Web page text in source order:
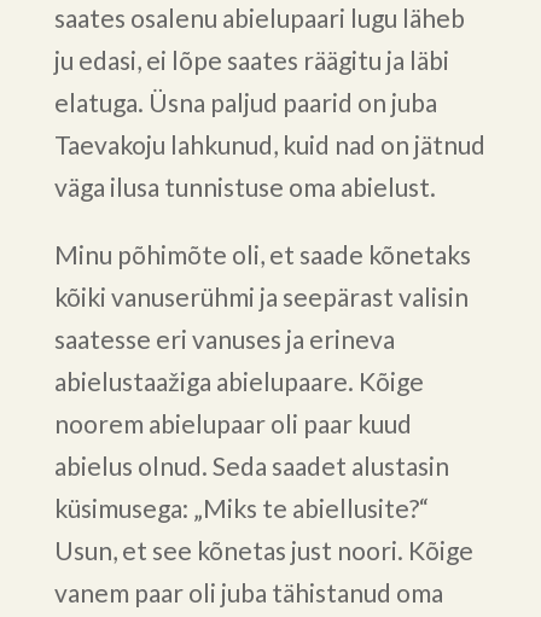
saates osalenu abielupaari lugu läheb
ju edasi, ei lõpe saates räägitu ja läbi
elatuga. Üsna paljud paarid on juba
Taevakoju lahkunud, kuid nad on jätnud
väga ilusa tunnistuse oma abielust.
Minu põhimõte oli, et saade kõnetaks
kõiki vanuserühmi ja seepärast valisin
saatesse eri vanuses ja erineva
abielustaažiga abielupaare. Kõige
noorem abielupaar oli paar kuud
abielus olnud. Seda saadet alustasin
küsimusega: „Miks te abiellusite?“
Usun, et see kõnetas just noori. Kõige
vanem paar oli juba tähistanud oma